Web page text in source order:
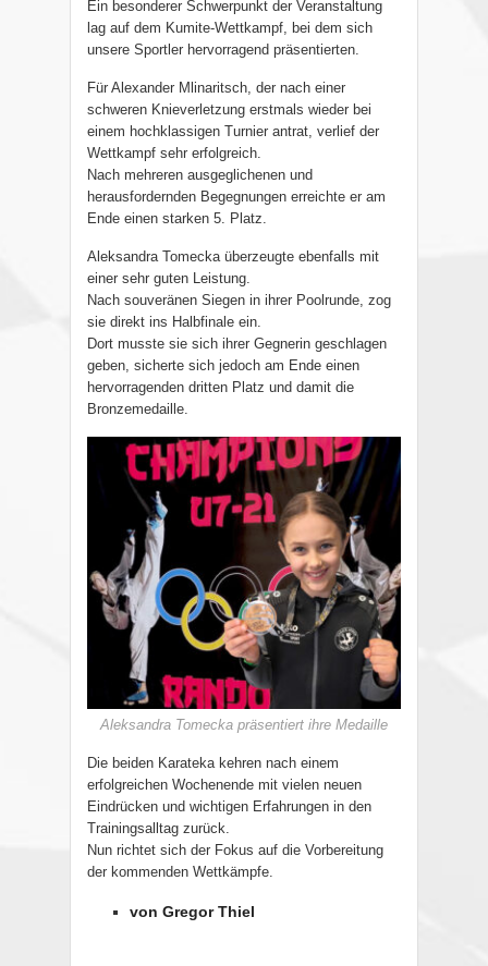
Ein besonderer Schwerpunkt der Veranstaltung
lag auf dem Kumite-Wettkampf, bei dem sich
unsere Sportler hervorragend präsentierten.
Für Alexander Mlinaritsch, der nach einer
schweren Knieverletzung erstmals wieder bei
einem hochklassigen Turnier antrat, verlief der
Wettkampf sehr erfolgreich.
Nach mehreren ausgeglichenen und
herausfordernden Begegnungen erreichte er am
Ende einen starken 5. Platz.
Aleksandra Tomecka überzeugte ebenfalls mit
einer sehr guten Leistung.
Nach souveränen Siegen in ihrer Poolrunde, zog
sie direkt ins Halbfinale ein.
Dort musste sie sich ihrer Gegnerin geschlagen
geben, sicherte sich jedoch am Ende einen
hervorragenden dritten Platz und damit die
Bronzemedaille.
Aleksandra Tomecka präsentiert ihre Medaille
Die beiden Karateka kehren nach einem
erfolgreichen Wochenende mit vielen neuen
Eindrücken und wichtigen Erfahrungen in den
Trainingsalltag zurück.
Nun richtet sich der Fokus auf die Vorbereitung
der kommenden Wettkämpfe.
von Gregor Thiel